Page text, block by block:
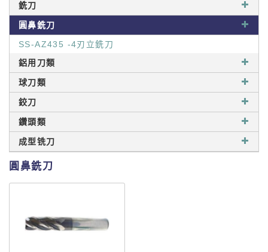
銑刀
圓鼻銑刀
SS-AZ435 -4刃立銑刀
鋁用刀類
球刀類
鉸刀
鑽頭類
成型铣刀
圓鼻銑刀